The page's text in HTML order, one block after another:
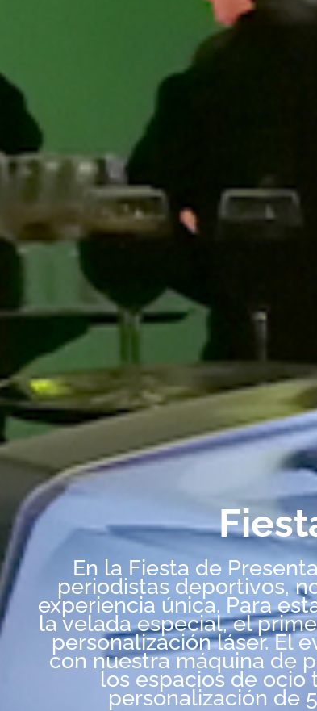
En la Fiesta de
periodistas deportivos,
experiencia única. Para
la velada especial, el
personalización láser. El
con nuestra máquina de
los espacios de ocio
personalización de